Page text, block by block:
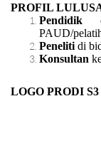
PROFIL
Pendidik
PAUD/
Peneliti di
Konsultan
LOGO PRODI